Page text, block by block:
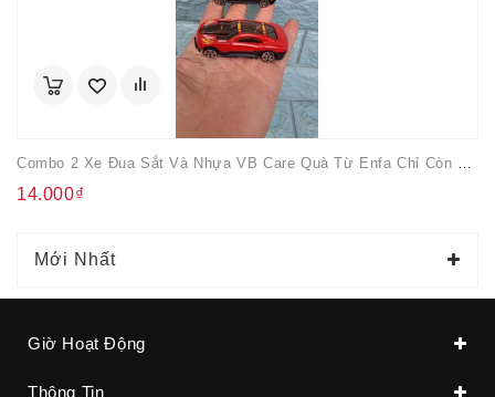
14.000₫
Mới Nhất
Giờ Hoạt Động
Thông Tin